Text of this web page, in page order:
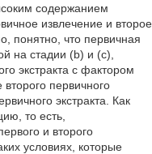
содержанием
извлечение и второе
понятно, что первичная
на стадии (b) и (c),
экстракта с фактором
первичного
экстракта. Как
то есть,
и второго
условиях, которые